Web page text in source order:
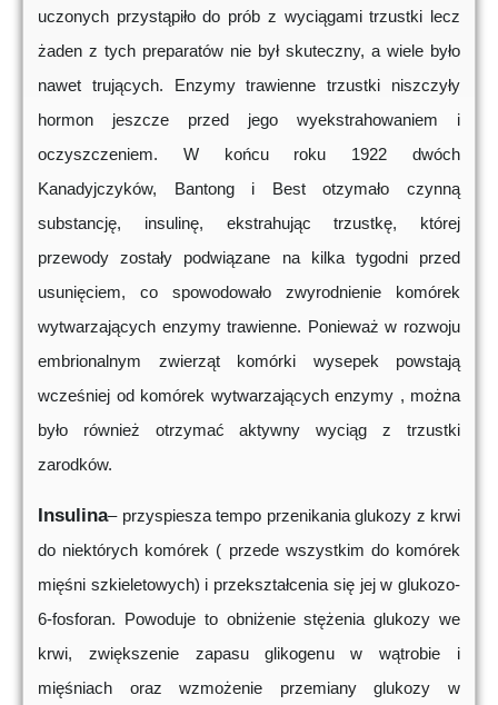
uczonych przystąpiło do prób z wyciągami trzustki lecz
żaden z tych preparatów nie był skuteczny, a wiele było
nawet trujących. Enzymy trawienne trzustki niszczyły
hormon jeszcze przed jego wyekstrahowaniem i
oczyszczeniem. W końcu roku 1922 dwóch
Kanadyjczyków, Bantong i Best otzymało czynną
substancję, insulinę, ekstrahując trzustkę, której
przewody zostały podwiązane na kilka tygodni przed
usunięciem, co spowodowało zwyrodnienie komórek
wytwarzających enzymy trawienne. Ponieważ w rozwoju
embrionalnym zwierząt komórki wysepek powstają
wcześniej od komórek wytwarzających enzymy , można
było również otrzymać aktywny wyciąg z trzustki
zarodków.
Insulina– przyspiesza tempo przenikania glukozy z krwi
do niektórych komórek ( przede wszystkim do komórek
mięśni szkieletowych) i przekształcenia się jej w glukozo-
6-fosforan. Powoduje to obniżenie stężenia glukozy we
krwi, zwiększenie zapasu glikogenu w wątrobie i
mięśniach oraz wzmożenie przemiany glukozy w